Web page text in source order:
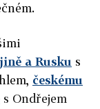
a Rusku s
českému
s Ondřejem